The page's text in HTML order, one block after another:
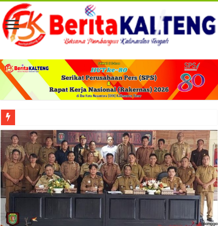
Viral! Selama Dua Bulan Lebih Siltap Serta Tunjangan Pemdes dan BPD di